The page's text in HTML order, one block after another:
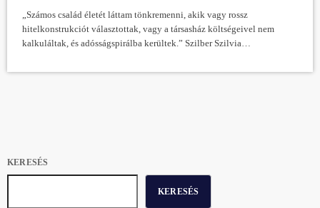
„Számos család életét láttam tönkremenni, akik vagy rossz
hitelkonstrukciót választottak, vagy a társasház költségeivel nem
kalkuláltak, és adósságspirálba kerültek.” Szilber Szilvia
figyelmét a társasházilakás-vásárlás buktatóira. A témában készülő
KERESÉS
KERESÉS